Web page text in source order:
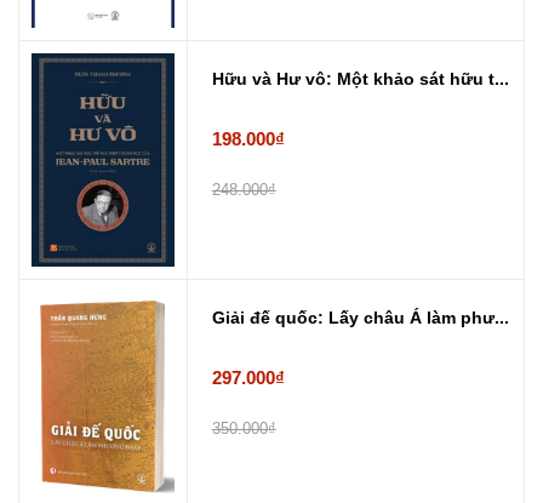
Hữu và Hư vô: Một khảo sát hữu t...
198.000₫
248.000₫
Giải đế quốc: Lấy châu Á làm phư...
297.000₫
350.000₫